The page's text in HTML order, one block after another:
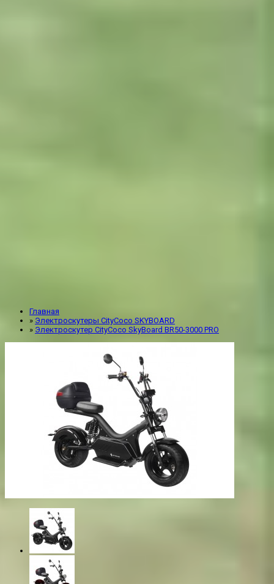
Главная
» Электроскутеры CityCoco SKYBOARD
» Электроскутер CityCoco SkyBoard BR50-3000 PRO